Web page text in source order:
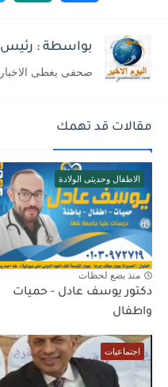
بواسطة : رئيس
صحفى يغطى الاخبار
مقالات قد تهمك
الاطفال وحديثى الولادة
منذ بضع لحظات
دكتور يوسف عادل - حميات
واطفال
اجتماعيات